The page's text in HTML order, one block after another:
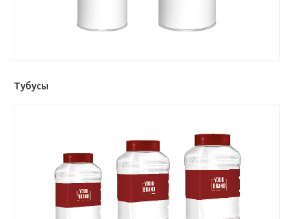
Тубусы